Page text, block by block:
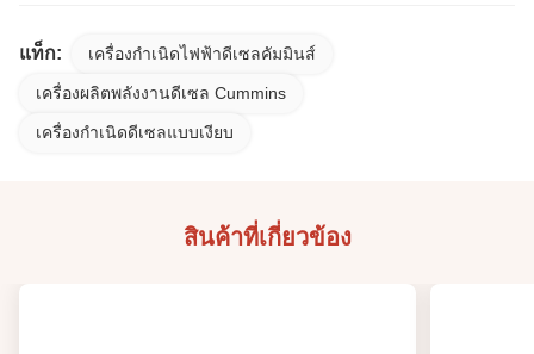
แท็ก: เครื่องกำเนิดไฟฟ้าดีเซลคัมมินส์
เครื่องผลิตพลังงานดีเซล Cummins
เครื่องกําเนิดดีเซลแบบเงียบ
สินค้าที่เกี่ยวข้อง